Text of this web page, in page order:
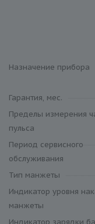
Назначение прибора
Гарантия, мес.
Пределы измерения
пульса
Период сервисного
обслуживания
Тип манжеты
Индикатор уровня
манжеты
Индикатор зарядки